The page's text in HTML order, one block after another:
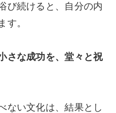
び続けると、自分の内
す。
さな成功を、堂々と祝
ない文化は、結果とし